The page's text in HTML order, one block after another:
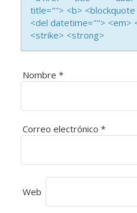
L
A
S
E
N
T
title=""> <b>
<del datetime=""> <em>
<strike> <strong>
Nombre *
Correo electrónico *
Web